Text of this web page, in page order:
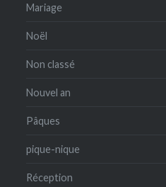
Mariage
Noël
Non classé
Nouvel an
Pâques
pique-nique
Réception